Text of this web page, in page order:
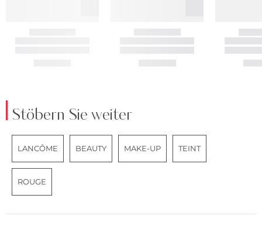
Stöbern Sie weiter
LANCÔME BEAUTY MAKE-UP TEINT
ROUGE